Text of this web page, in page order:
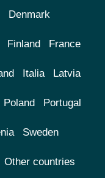
Denmark
Finland France
Italia Latvia
Poland Portugal
Sweden
Other countries